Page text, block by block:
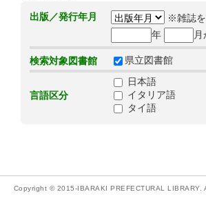
出版／発行年月
※雑誌を
年
月
検索対象図書館 県立図書館
言語区分
日本語
イタリア語
タイ語
Copyright © 2015-IBARAKI PREFECTURAL LIBRARY.